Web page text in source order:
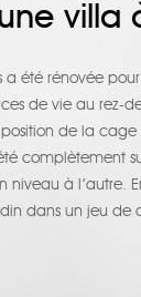
été rénovée
de vie au rez-
de la cage
complètement
niveau à
dans un jeu